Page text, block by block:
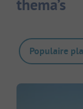
thema’s
Populaire